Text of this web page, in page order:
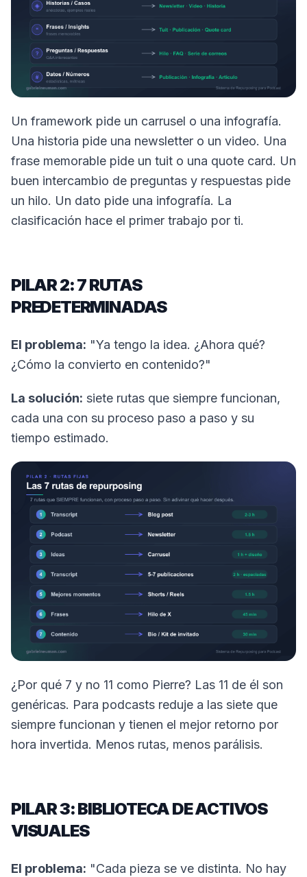
Un framework pide un carrusel o una infografía.
Una historia pide una newsletter o un video. Una
frase memorable pide un tuit o una quote card. Un
buen intercambio de preguntas y respuestas pide
un hilo. Un dato pide una infografía. La
clasificación hace el primer trabajo por ti.
PILAR 2: 7 RUTAS
PREDETERMINADAS
El problema: "Ya tengo la idea. ¿Ahora qué?
¿Cómo la convierto en contenido?"
La solución: siete rutas que siempre funcionan,
cada una con su proceso paso a paso y su
tiempo estimado.
¿Por qué 7 y no 11 como Pierre? Las 11 de él son
genéricas. Para podcasts reduje a las siete que
siempre funcionan y tienen el mejor retorno por
hora invertida. Menos rutas, menos parálisis.
PILAR 3: BIBLIOTECA DE ACTIVOS
VISUALES
El problema: "Cada pieza se ve distinta. No hay